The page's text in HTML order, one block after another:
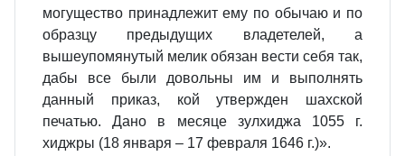
могущество принадлежит ему по обычаю и по
образцу предыдущих владетелей, а
вышеупомянутый мелик обязан вести себя так,
дабы все были довольны им и выполнять
данный приказ, кой утвержден шахской
печатью. Дано в месяце зулхиджа 1055 г.
хиджры (18 января – 17 февраля 1646 г.)».